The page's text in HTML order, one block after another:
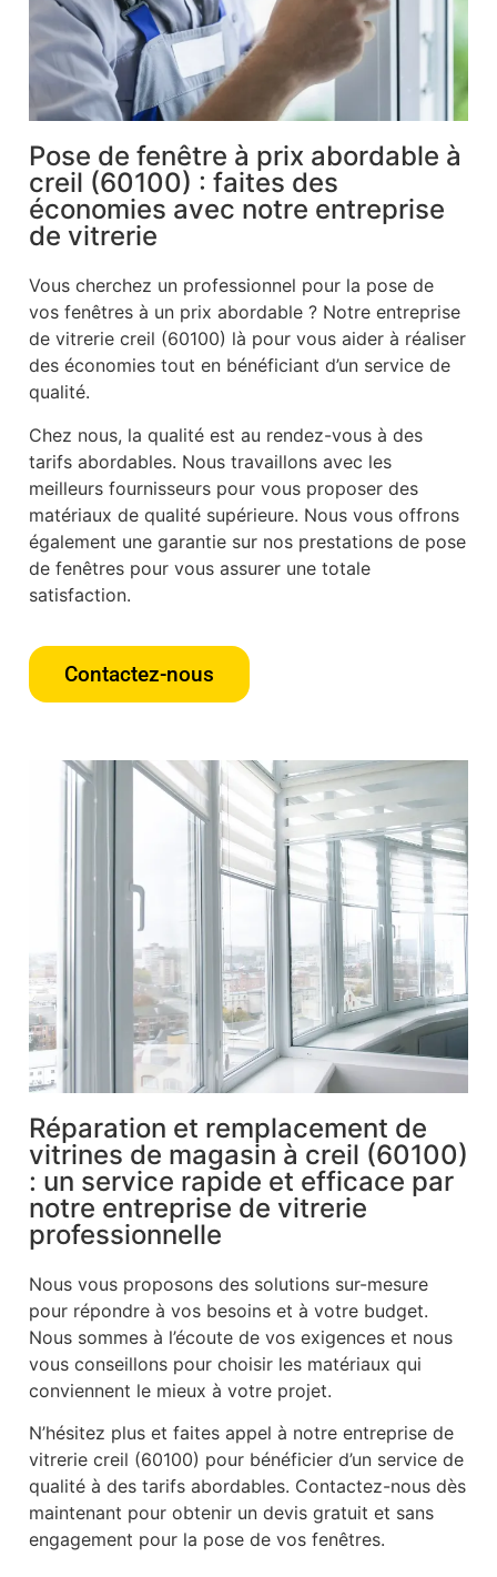
Pose de fenêtre à prix abordable à
creil (60100) : faites des
économies avec notre entreprise
de vitrerie
Vous cherchez un professionnel pour la pose de
vos fenêtres à un prix abordable ? Notre entreprise
de vitrerie creil (60100) là pour vous aider à réaliser
des économies tout en bénéficiant d’un service de
qualité.
Chez nous, la qualité est au rendez-vous à des
tarifs abordables. Nous travaillons avec les
meilleurs fournisseurs pour vous proposer des
matériaux de qualité supérieure. Nous vous offrons
également une garantie sur nos prestations de pose
de fenêtres pour vous assurer une totale
satisfaction.
Contactez-nous
Réparation et remplacement de
vitrines de magasin à creil (60100)
: un service rapide et efficace par
notre entreprise de vitrerie
professionnelle
Nous vous proposons des solutions sur-mesure
pour répondre à vos besoins et à votre budget.
Nous sommes à l’écoute de vos exigences et nous
vous conseillons pour choisir les matériaux qui
conviennent le mieux à votre projet.
N’hésitez plus et faites appel à notre entreprise de
vitrerie creil (60100) pour bénéficier d’un service de
qualité à des tarifs abordables. Contactez-nous dès
maintenant pour obtenir un devis gratuit et sans
engagement pour la pose de vos fenêtres.